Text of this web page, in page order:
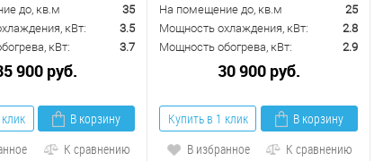
до, кв.м
35
кВт:
3.5
кВт:
3.7
900 руб.
В корзину
К сравнению
На помещение до, кв.м
25
Мощность охлаждения, кВт:
2.8
Мощность обогрева, кВт:
2.9
30 900 руб.
Купить в 1 клик
В корзину
В избранное
К сравнению